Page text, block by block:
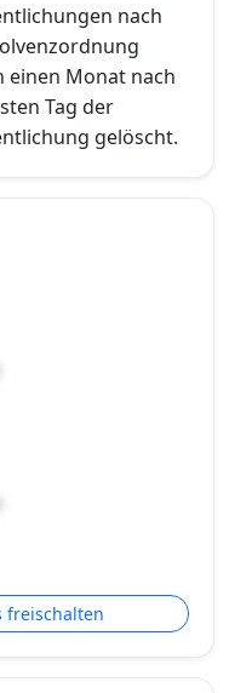
nach
einen Monat nach
Tag der
gelöscht.
freischalten